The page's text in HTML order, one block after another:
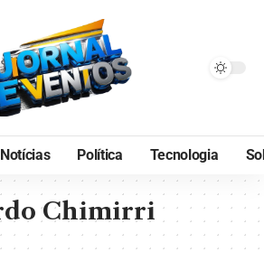
Notícias Política Tecnologia
Chimirri